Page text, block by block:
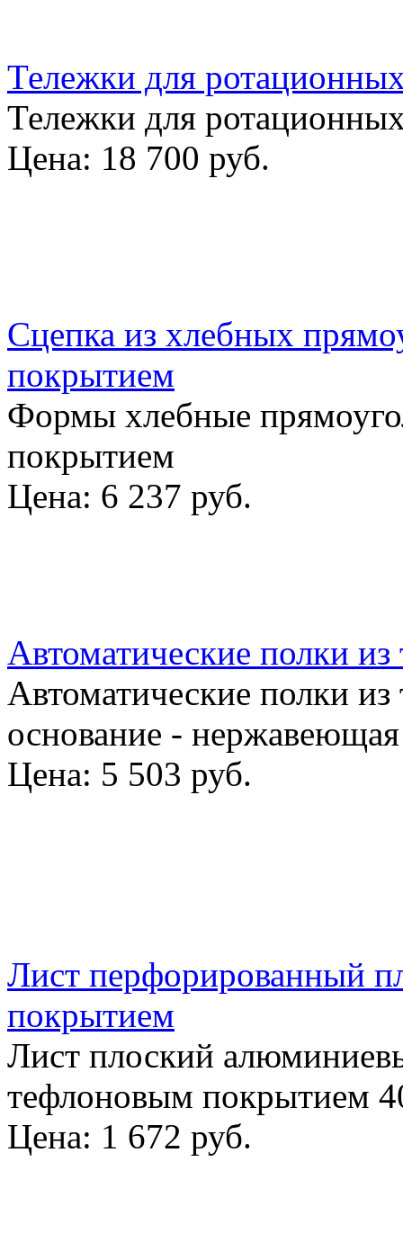
Тележки для
Тележки для
Цена: 18 700 руб.
Сцепка из хлебных
покрытием
Формы хлебные
покрытием
Цена: 6 237 руб.
Автоматические полки из
Автоматические полки
основание - нержавеющая
Цена: 5 503 руб.
Лист перфорированный
покрытием
Лист плоский
тефлоновым покрытием
Цена: 1 672 руб.